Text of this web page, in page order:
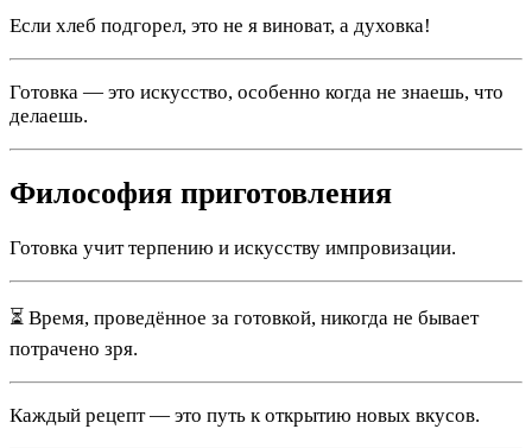
Если хлеб подгорел, это не я виноват, а духовка!
Готовка — это искусство, особенно когда не знаешь, что
делаешь.
Философия приготовления
Готовка учит терпению и искусству импровизации.
⏳ Время, проведённое за готовкой, никогда не бывает
потрачено зря.
Каждый рецепт — это путь к открытию новых вкусов.